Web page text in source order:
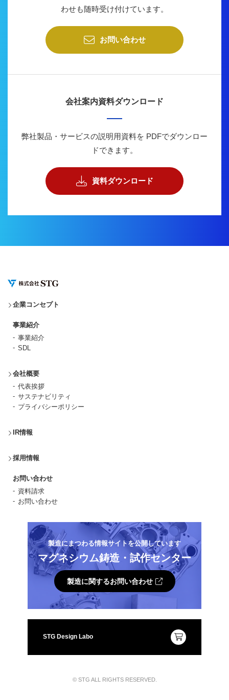
わせも随時受け付けています。
お問い合わせ
会社案内資料ダウンロード
弊社製品・サービスの説明用資料を PDFでダウンロー
ドできます。
資料ダウンロード
企業コンセプト
事業紹介
事業紹介
SDL
会社概要
代表挨拶
サステナビリティ
プライバシーポリシー
IR情報
採用情報
お問い合わせ
資料請求
お問い合わせ
製造にまつわる情報サイトを公開しています
マグネシウム鋳造・試作センター
製造に関するお問い合わせ
STG Design Labo
© STG ALL RIGHTS RESERVED.